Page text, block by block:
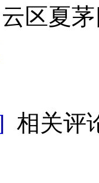
区夏
相关评